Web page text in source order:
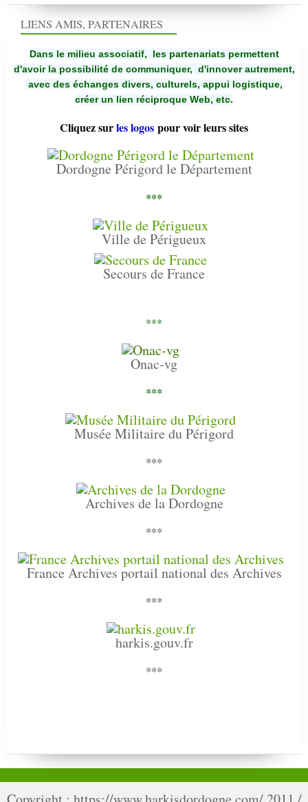
LIENS AMIS, PARTENAIRES
Dans le milieu associatif, les partenariats permettent
d'avoir la possibilité de communiquer, d'innover autrement,
avec des échanges divers, culturels, appui logistique,
créer un lien réciproque Web, etc.
Cliquez surles logos pour voir leurs sites
Dordogne Périgord le Département
***
Ville de Périgueux
Secours de France
***
Onac-vg
***
Musée Militaire du Périgord
***
Archives de la Dordogne
***
France Archives portail national des Archives
***
harkis.gouv.fr
***